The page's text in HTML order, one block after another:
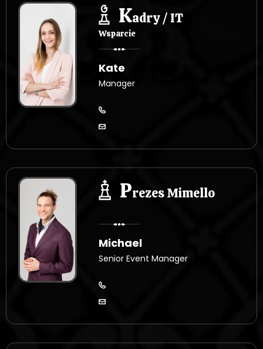
Kadry / IT
Wsparcie
Kate
Manager
Prezes Mimello
Michael
Senior Event Manager